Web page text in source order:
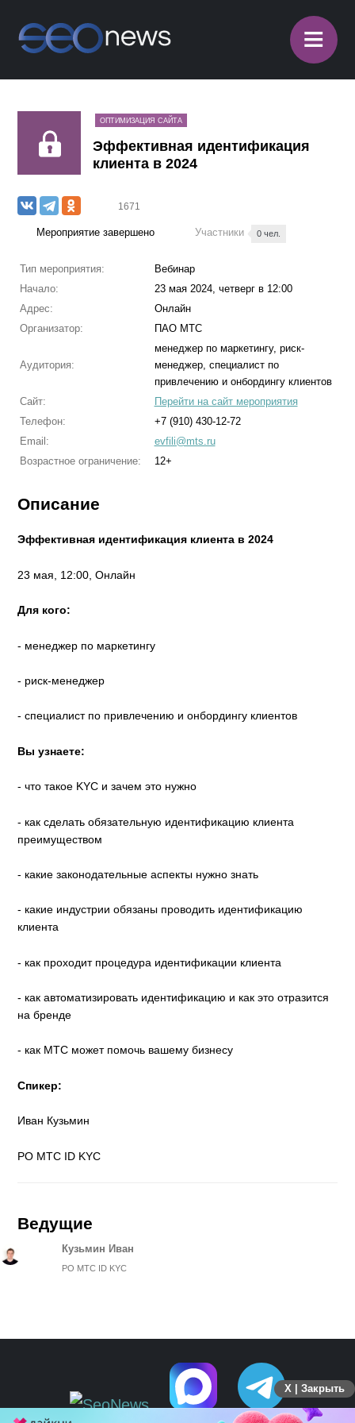
≡
ОПТИМИЗАЦИЯ САЙТА
Эффективная идентификация
клиента в 2024
1671
Мероприятие завершено Участники 0 чел.
Тип мероприятия:
Вебинар
Начало:
23 мая 2024, четверг в 12:00
Адрес:
Онлайн
Организатор:
ПАО МТС
Аудитория:
менеджер по маркетингу, риск-
менеджер, специалист по
привлечению и онбордингу клиентов
Сайт:
Перейти на сайт мероприятия
Телефон:
+7 (910) 430-12-72
Email:
evfili@mts.ru
Возрастное ограничение:
12+
Описание
Эффективная идентификация клиента в 2024
23 мая, 12:00, Онлайн
Для кого:
- менеджер по маркетингу
- риск-менеджер
- специалист по привлечению и онбордингу клиентов
Вы узнаете:
- что такое KYC и зачем это нужно
- как сделать обязательную идентификацию клиента
преимуществом
- какие законодательные аспекты нужно знать
- какие индустрии обязаны проводить идентификацию
клиента
- как проходит процедура идентификации клиента
- как автоматизировать идентификацию и как это отразится
на бренде
- как МТС может помочь вашему бизнесу
Спикер:
Иван Кузьмин
PO МТС ID KYC
Ведущие
Кузьмин Иван
PO МТС ID KYC
X | Закрыть